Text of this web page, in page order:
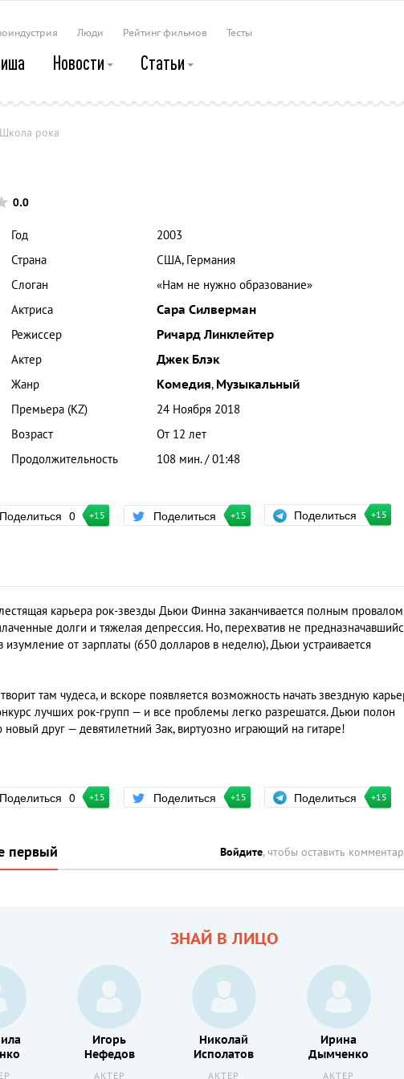
Люди Рейтинг фильмов Тесты
Новости Статьи
Школа рока
0.0
Год
2003
Страна
США, Германия
Слоган
«Нам не нужно образование»
Актриса
Сара Силверман
Режиссер
Ричард Линклейтер
Актер
Джек Блэк
Жанр
Комедия, Музыкальный
Премьера (KZ)
24 Ноября 2018
Возраст
От 12 лет
Продолжительность
108 мин. / 01:48
Поделиться 0 +15 Поделиться +15 Поделиться +15
карьера рок-звезды Дьюи Финна заканчивается полным провалом.
долги и тяжелая депрессия. Но, перехватив не
от зарплаты (650 долларов в неделю), Дьюи устраивается
там чудеса, и вскоре появляется возможность начать звездную
лучших рок-групп — и все проблемы легко разрешатся. Дьюи полон
друг — девятилетний Зак, виртуозно играющий на гитаре!
Поделиться 0 +15 Поделиться +15 Поделиться +15
первый Войдите, чтобы оставить
ЗНАЙ В ЛИЦО
Игорь
Нефедов
АКТЕР
Николай
Исполатов
АКТЕР
Ирина
Дымченко
АКТЕР